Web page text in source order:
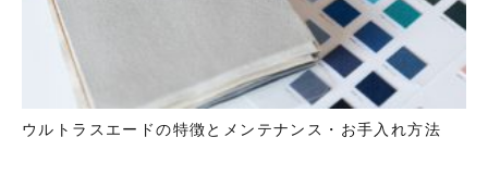
ウルトラスエードの特徴とメンテナンス・お手入れ方法